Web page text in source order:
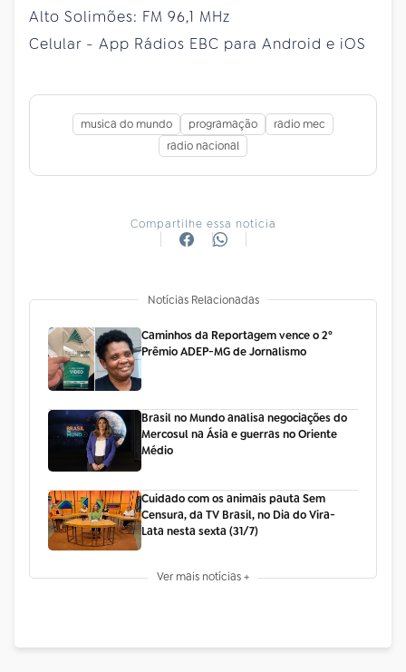
Alto Solimões: FM 96,1 MHz
Celular - App Rádios EBC para Android e iOS
musica do mundo programação
radio mec
radio nacional
Compartilhe essa notícia
Notícias Relacionadas
Caminhos da Reportagem vence o 2º
Prêmio ADEP-MG de Jornalismo
Brasil no Mundo analisa negociações do
Mercosul na Ásia e guerras no Oriente
Médio
Cuidado com os animais pauta Sem
Censura, da TV Brasil, no Dia do Vira-
Lata nesta sexta (31/7)
Ver mais notícias +